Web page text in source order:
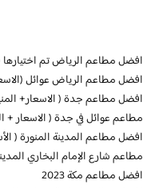
افضل مطاعم الرياض تم اختيارها
افضل مطاعم الرياض عوائل
افضل مطاعم جدة ( الاسعار+
مطاعم عوائل في جدة ( الاسعار +
افضل مطاعم المدينة المنورة (
مطاعم شارع الإمام البخاري المدينة افضل 10
افضل مطاعم مكة 2023